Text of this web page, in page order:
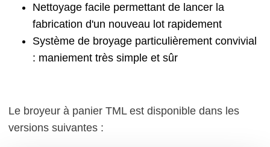
Nettoyage facile permettant de lancer la
fabrication d'un nouveau lot rapidement
Système de broyage particulièrement convivial
: maniement très simple et sûr
Le broyeur à panier TML est disponible dans les
versions suivantes :